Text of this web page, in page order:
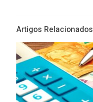
Artigos Relacionados